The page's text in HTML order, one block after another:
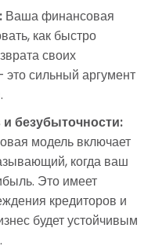
Ваша финансовая
как быстро
своих
сильный аргумент
безубыточности:
модель включает
когда ваш
Это имеет
кредиторов и
будет устойчивым